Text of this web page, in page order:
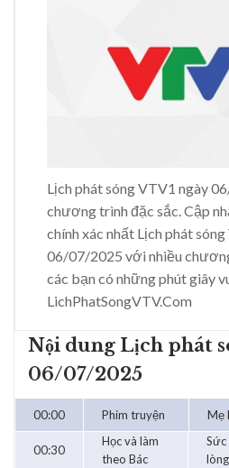
Lịch phát sóng VTV1 ngày
chương trình đặc sắc. Cập
chính xác nhất Lịch phát
06/07/2025 với nhiều
các bạn có những phút giây
LichPhatSongVTV.Com
Nội dung Lịch phát
06/07/2025
00:00 Phim truyện Mẹ
00:30
Học và làm
theo Bác